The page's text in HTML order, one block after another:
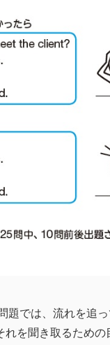
題では、流れを追
れを聞き取るため